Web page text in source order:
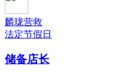
麟珑营救
法定节假日
储备店长